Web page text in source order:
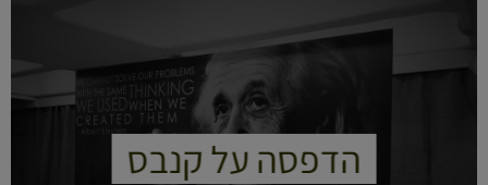
הדפסה על קנבס